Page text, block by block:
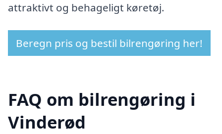
attraktivt og behageligt køretøj.
Beregn pris og bestil bilrengøring her!
FAQ om bilrengøring i
Vinderød